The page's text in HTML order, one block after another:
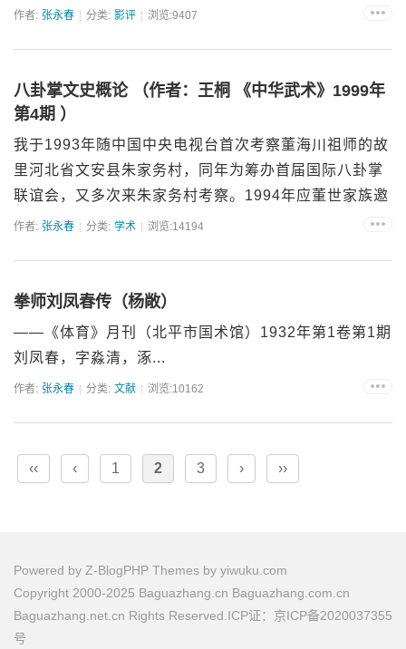
定档期的武术专栏节目，并派出负责人...
作者: 张永春 分类: 影评 浏览:9407
八卦掌文史概论 （作者：王桐 《中华武术》1999年
第4期 ）
我于1993年随中国中央电视台首次考察董海川祖师的故
里河北省文安县朱家务村，同年为筹办首届国际八卦掌
联谊会，又多次来朱家务村考察。1994年应董世家族邀
请，我帮助筹立朱家务董海川武馆，并在武馆中任教
作者: 张永春 分类: 学术 浏览:14194
拳师刘凤春传（杨敞）
——《体育》月刊（北平市国术馆）1932年第1卷第1期
刘凤春，字淼清，涿...
作者: 张永春 分类: 文献 浏览:10162
‹‹ ‹ 1 2 3 › ››
Powered by Z-BlogPHP Themes by yiwuku.com
Copyright 2000-2025 Baguazhang.cn Baguazhang.com.cn
Baguazhang.net.cn Rights Reserved.ICP证：京ICP备2020037355
号